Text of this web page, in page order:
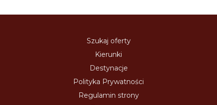
Szukaj oferty
Kierunki
Destynacje
Polityka Prywatności
Regulamin strony